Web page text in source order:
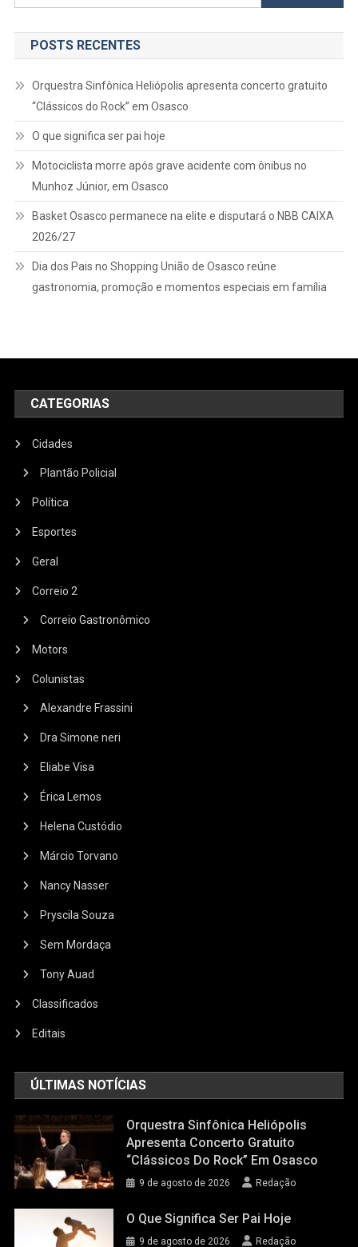
por:
POSTS RECENTES
Orquestra Sinfônica Heliópolis apresenta concerto gratuito
“Clássicos do Rock” em Osasco
O que significa ser pai hoje
Motociclista morre após grave acidente com ônibus no
Munhoz Júnior, em Osasco
Basket Osasco permanece na elite e disputará o NBB CAIXA
2026/27
Dia dos Pais no Shopping União de Osasco reúne
gastronomia, promoção e momentos especiais em família
CATEGORIAS
Cidades
Plantão Policial
Política
Esportes
Geral
Correio 2
Correio Gastronômico
Motors
Colunistas
Alexandre Frassini
Dra Simone neri
Eliabe Visa
Érica Lemos
Helena Custódio
Márcio Torvano
Nancy Nasser
Pryscila Souza
Sem Mordaça
Tony Auad
Classificados
Editais
ÚLTIMAS NOTÍCIAS
Orquestra Sinfônica Heliópolis
Apresenta Concerto Gratuito
“Clássicos Do Rock” Em Osasco
9 de agosto de 2026 Redação
O Que Significa Ser Pai Hoje
9 de agosto de 2026 Redação